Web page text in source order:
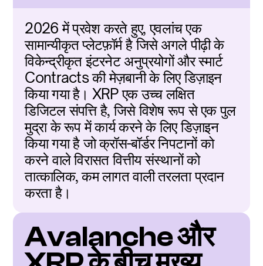
2026 में प्रवेश करते हुए, एवलांच एक
सामान्यीकृत प्लेटफ़ॉर्म है जिसे अगले पीढ़ी के
विकेन्द्रीकृत इंटरनेट अनुप्रयोगों और स्मार्ट
Contracts की मेज़बानी के लिए डिज़ाइन
किया गया है। XRP एक उच्च लक्षित
डिजिटल संपत्ति है, जिसे विशेष रूप से एक पुल
मुद्रा के रूप में कार्य करने के लिए डिज़ाइन
किया गया है जो क्रॉस-बॉर्डर निपटानों को
करने वाले विरासत वित्तीय संस्थानों को
तात्कालिक, कम लागत वाली तरलता प्रदान
करता है।
Avalanche और